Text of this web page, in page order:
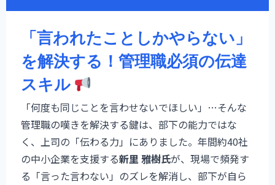
「言われたことしかやらない」
を解決する！管理職必須の伝達
スキル
「何度も同じことを言わせないでほしい」…そんな
管理職の嘆きを解決する鍵は、部下の能力ではな
く、上司の「伝わる力」にありました。年間約40社
の中小企業を支援する新里 雅樹氏が、現場で頻発す
る「言った言わない」のズレを解消し、部下が自ら